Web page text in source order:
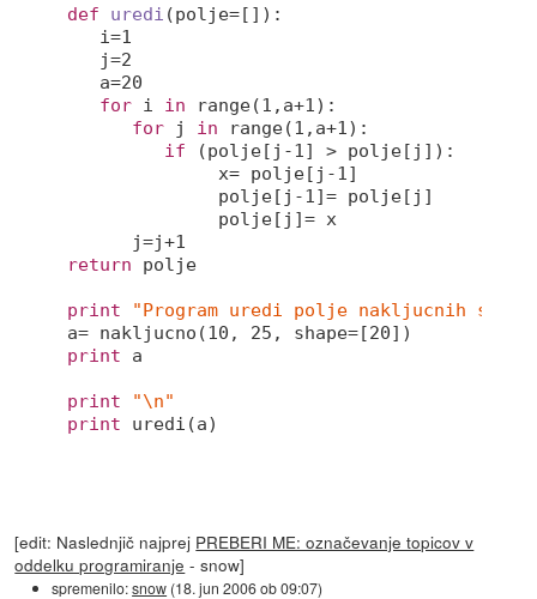
def uredi (polje=[]) :
   i=
1
   j=
2
   a=
20
for i in range(1 ,a+1):
for j in range(1 ,a+1):
if (polje[j -1] > polje[j]):
              x= polje[j
-1]
              polje[j
-1]= polje[j]
              polje[j]= x
      j=j+
1
return polje
print
"Program uredi polje nakljucnih
a= nakljucno(10 , 25 , shape=[20
print a
print
"\n"
print
[edit: Naslednjič najprej PREBERI ME: označevanje topicov v
oddelku programiranje - snow]
spremenilo:snow (18. jun 2006 ob 09:07)